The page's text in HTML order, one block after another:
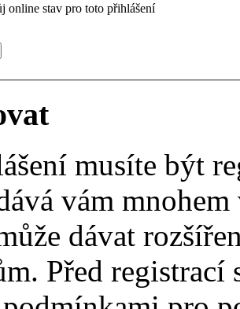
online stav pro toto přihlášení
musíte být
vám
dávat
Před registrací